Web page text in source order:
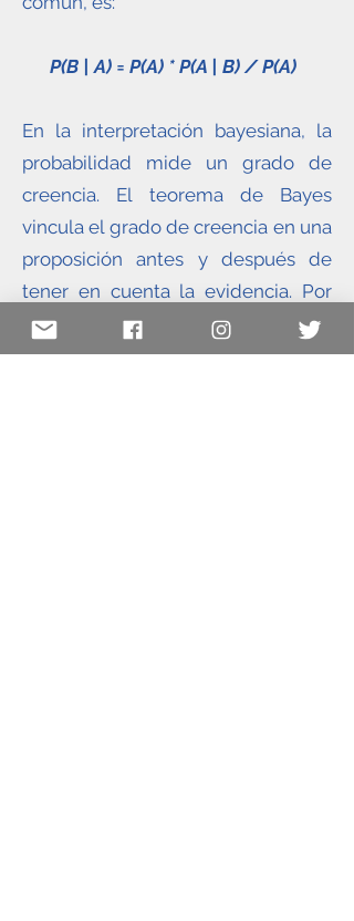
P(B | A) = P(A) * P(A | B) / P(A)
En la interpretación bayesiana, la
probabilidad mide un grado de
creencia. El teorema de Bayes
vincula el grado de creencia en una
proposición antes y después de
tener en cuenta la evidencia. Por
ejemplo, supongamos que se cree
con un 50 % de certeza que una